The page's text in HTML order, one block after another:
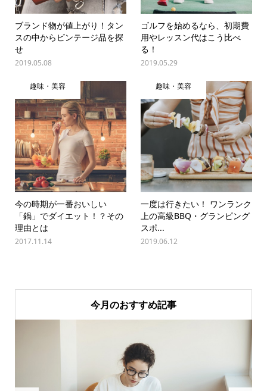
ブランド物が値上がり！タン
スの中からビンテージ品を探
せ
2019.05.08
ゴルフを始めるなら、初期費
用やレッスン代はこう比べ
る！
2019.05.29
趣味・美容
今の時期が一番おいしい
「鍋」でダイエット！？その
理由とは
2017.11.14
趣味・美容
一度は行きたい！ ワンランク
上の高級BBQ・グランピング
スポ...
2019.06.12
今月のおすすめ記事